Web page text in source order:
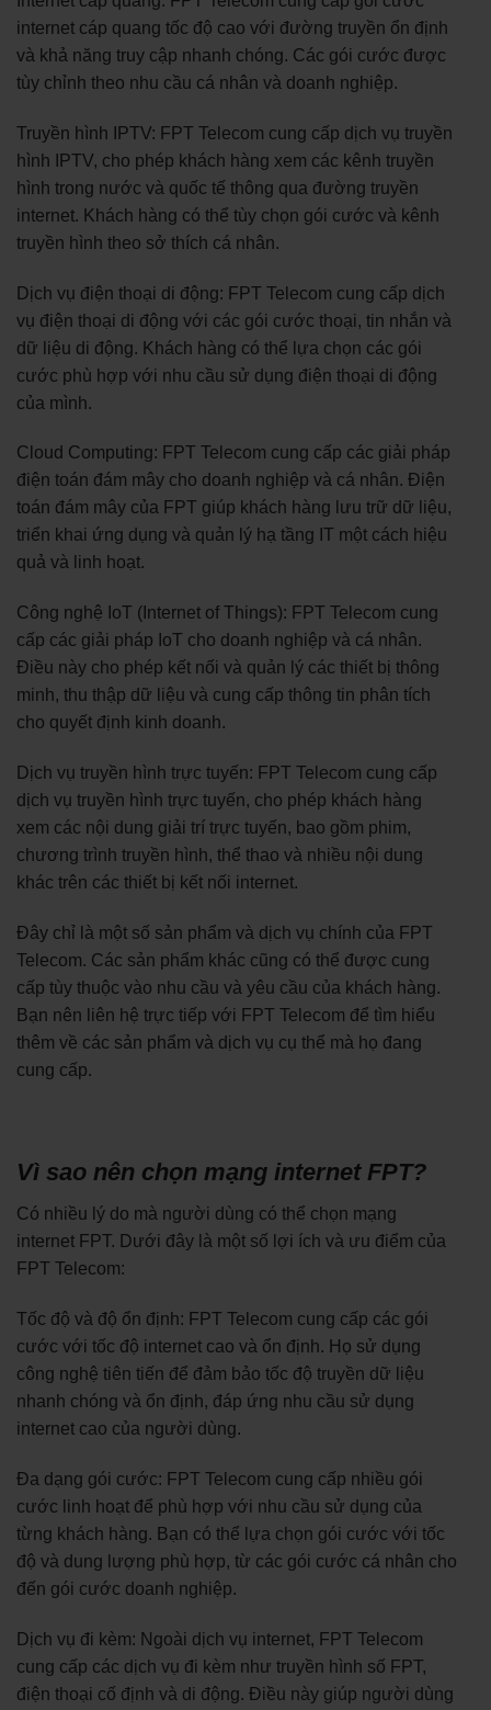
internet cáp quang tốc độ cao với đường truyền ổn định
và khả năng truy cập nhanh chóng. Các gói cước được
tùy chỉnh theo nhu cầu cá nhân và doanh nghiệp.
Truyền hình IPTV: FPT Telecom cung cấp dịch vụ truyền
hình IPTV, cho phép khách hàng xem các kênh truyền
hình trong nước và quốc tế thông qua đường truyền
internet. Khách hàng có thể tùy chọn gói cước và kênh
truyền hình theo sở thích cá nhân.
Dịch vụ điện thoại di động: FPT Telecom cung cấp dịch
vụ điện thoại di động với các gói cước thoại, tin nhắn và
dữ liệu di động. Khách hàng có thể lựa chọn các gói
cước phù hợp với nhu cầu sử dụng điện thoại di động
của mình.
Cloud Computing: FPT Telecom cung cấp các giải pháp
điện toán đám mây cho doanh nghiệp và cá nhân. Điện
toán đám mây của FPT giúp khách hàng lưu trữ dữ liệu,
triển khai ứng dụng và quản lý hạ tầng IT một cách hiệu
quả và linh hoạt.
Công nghệ IoT (Internet of Things): FPT Telecom cung
cấp các giải pháp IoT cho doanh nghiệp và cá nhân.
Điều này cho phép kết nối và quản lý các thiết bị thông
minh, thu thập dữ liệu và cung cấp thông tin phân tích
cho quyết định kinh doanh.
Dịch vụ truyền hình trực tuyến: FPT Telecom cung cấp
dịch vụ truyền hình trực tuyến, cho phép khách hàng
xem các nội dung giải trí trực tuyến, bao gồm phim,
chương trình truyền hình, thể thao và nhiều nội dung
khác trên các thiết bị kết nối internet.
Đây chỉ là một số sản phẩm và dịch vụ chính của FPT
Telecom. Các sản phẩm khác cũng có thể được cung
cấp tùy thuộc vào nhu cầu và yêu cầu của khách hàng.
Bạn nên liên hệ trực tiếp với FPT Telecom để tìm hiểu
thêm về các sản phẩm và dịch vụ cụ thể mà họ đang
cung cấp.
Vì sao nên chọn mạng internet FPT?
Có nhiều lý do mà người dùng có thể chọn mạng
internet FPT. Dưới đây là một số lợi ích và ưu điểm của
FPT Telecom:
Tốc độ và độ ổn định: FPT Telecom cung cấp các gói
cước với tốc độ internet cao và ổn định. Họ sử dụng
công nghệ tiên tiến để đảm bảo tốc độ truyền dữ liệu
nhanh chóng và ổn định, đáp ứng nhu cầu sử dụng
internet cao của người dùng.
Đa dạng gói cước: FPT Telecom cung cấp nhiều gói
cước linh hoạt để phù hợp với nhu cầu sử dụng của
từng khách hàng. Bạn có thể lựa chọn gói cước với tốc
độ và dung lượng phù hợp, từ các gói cước cá nhân cho
đến gói cước doanh nghiệp.
Dịch vụ đi kèm: Ngoài dịch vụ internet, FPT Telecom
cung cấp các dịch vụ đi kèm như truyền hình số FPT,
điện thoại cố định và di động. Điều này giúp người dùng